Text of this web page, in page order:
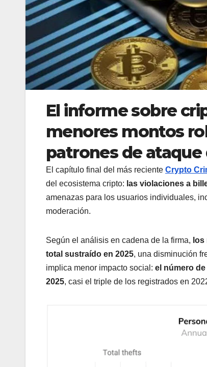
El informe sobre
menores montos
patrones de
El capítulo final del más reciente Crypto
del ecosistema cripto: las violaciones a
amenazas para los usuarios individuales,
moderación.
Según el análisis en cadena de la firma,
total sustraído en 2025, una disminución
implica menor impacto social: el número
2025, casi el triple de los registrados en